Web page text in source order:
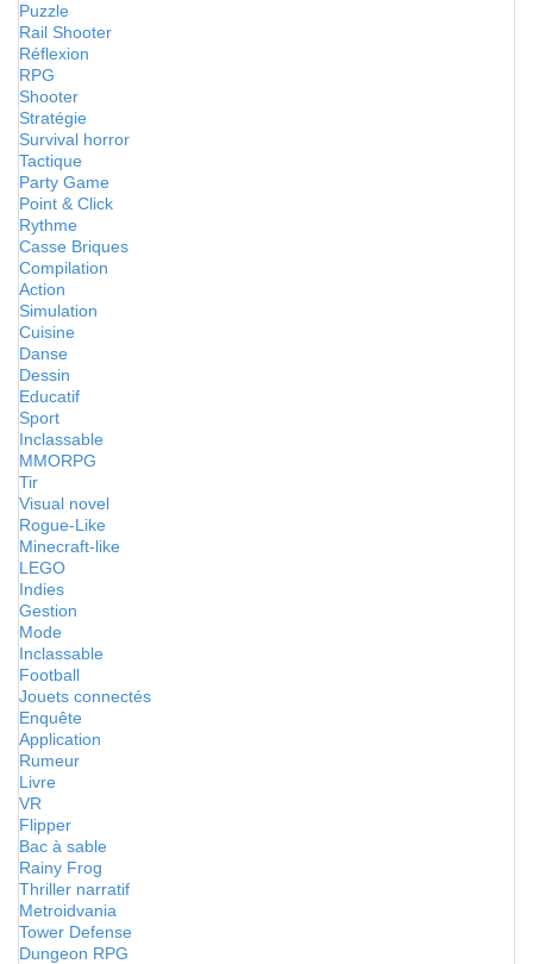
Puzzle
Rail Shooter
Réflexion
RPG
Shooter
Stratégie
Survival horror
Tactique
Party Game
Point & Click
Rythme
Casse Briques
Compilation
Action
Simulation
Cuisine
Danse
Dessin
Educatif
Sport
Inclassable
MMORPG
Tir
Visual novel
Rogue-Like
Minecraft-like
LEGO
Indies
Gestion
Mode
Inclassable
Football
Jouets connectés
Enquête
Application
Rumeur
Livre
VR
Flipper
Bac à sable
Rainy Frog
Thriller narratif
Metroidvania
Tower Defense
Dungeon RPG